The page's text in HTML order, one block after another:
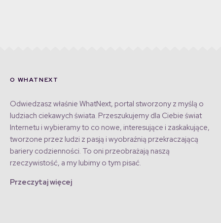
O WHATNEXT
Odwiedzasz właśnie WhatNext, portal stworzony z myślą o
ludziach ciekawych świata. Przeszukujemy dla Ciebie świat
Internetu i wybieramy to co nowe, interesujące i zaskakujące,
tworzone przez ludzi z pasją i wyobraźnią przekraczającą
bariery codzienności. To oni przeobrażają naszą
rzeczywistość, a my lubimy o tym pisać.
Przeczytaj więcej